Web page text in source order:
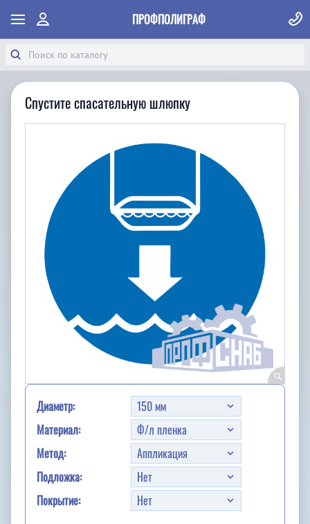
ПРОФПОЛИГРАФ
Спустите спасательную шлюпку
Диаметр:
Материал:
Метод:
Подложка:
Покрытие: